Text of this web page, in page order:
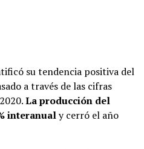
su tendencia positiva del
a través de las cifras
La producción del
interanualy cerró el año